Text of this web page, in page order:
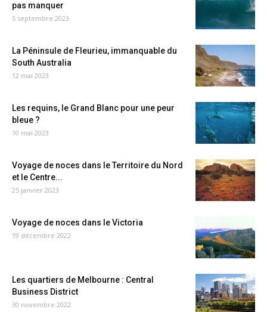
pas manquer
5 septembre 2023
La Péninsule de Fleurieu, immanquable du
South Australia
12 mai 2023
Les requins, le Grand Blanc pour une peur
bleue ?
10 mai 2023
Voyage de noces dans le Territoire du Nord
et le Centre...
25 janvier 2023
Voyage de noces dans le Victoria
19 décembre 2022
Les quartiers de Melbourne : Central
Business District
30 novembre 2022